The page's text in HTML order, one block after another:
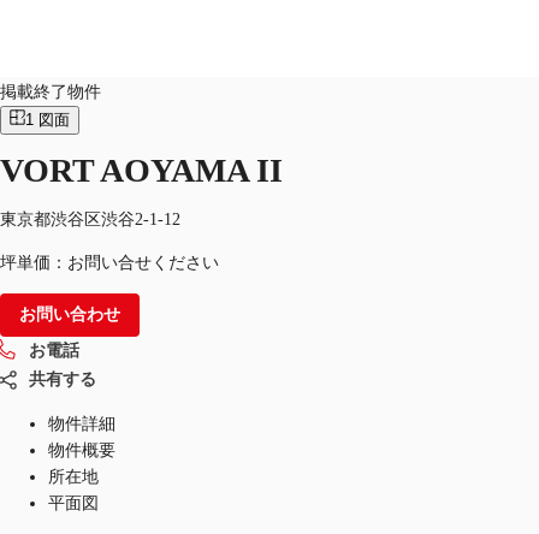
オフィス・事務所
倉庫・物流センター
地図検索
記事
仲介会社様はこちらへ
お気に入り
JP
お電話 お問合せ
掲載終了物件
1 図面
VORT AOYAMA II
東京都渋谷区渋谷2-1-12
坪単価：お問い合せください
お問い合わせ
お電話
共有する
物件詳細
物件概要
所在地
平面図